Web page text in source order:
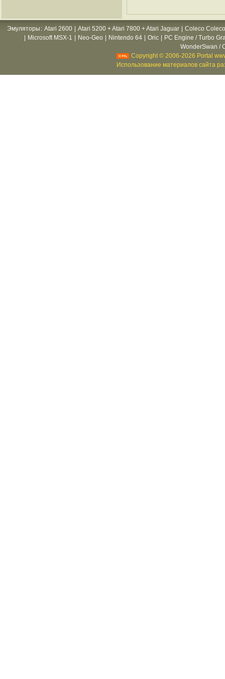
Эмуляторы : Atari 2600 Atari 5200 + Atari 7800 + Atari Jaguar
Coleco
Microsoft MSX-1 Neo-Geo Nintendo 64 Oric
PC Engine / Turbo
WonderSwan /
Copyright © 2006-2026 Portal
Использование материалов сайта